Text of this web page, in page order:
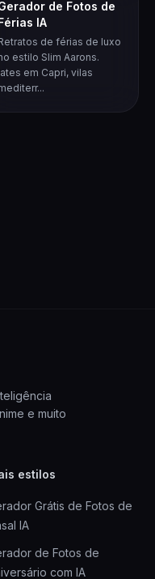
de Fotos de
IA
de férias de luxo
estilo Slim Aarons.
em Capri, vilas
e muito
estilos
Grátis de Fotos de
IA
de Fotos de
com IA